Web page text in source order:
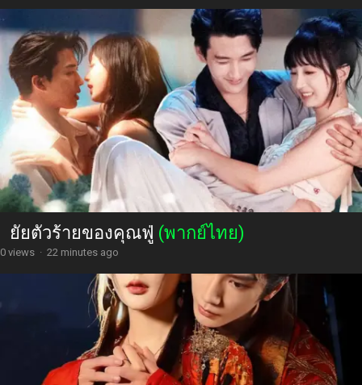
ยัยตัวร้ายของคุณฟู่ (พากย์ไทย)
0 views · 22 minutes ago